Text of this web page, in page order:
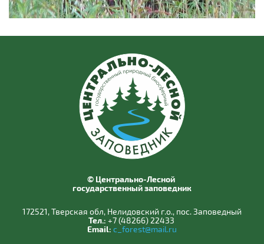
© Центрально-Лесной
государственный заповедник
172521, Тверская обл, Нелидовский г.о., пос. Заповедный
Тел.: +7 (48266) 22433
Email: c_forest@mail.ru